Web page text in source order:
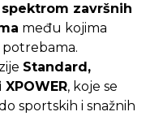
završnih
među kojima
potrebama.
Standard,
, koje se
sportskih i snažnih